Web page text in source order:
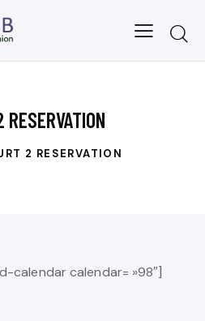
RESERVATION
2 RESERVATION
calendar= »98″]